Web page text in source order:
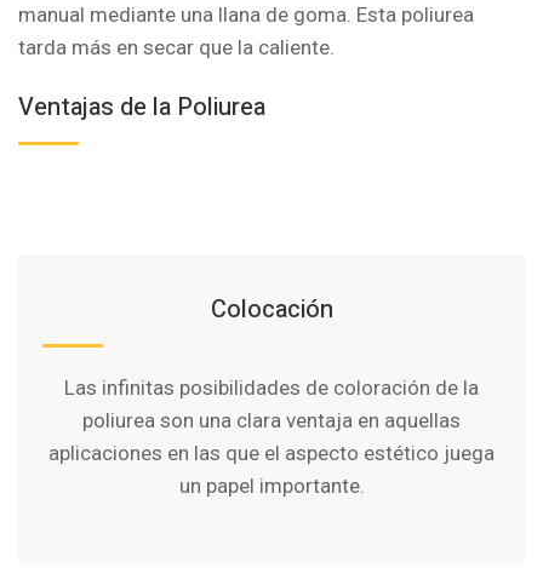
manual mediante una llana de goma. Esta poliurea
tarda más en secar que la caliente.
Ventajas de la Poliurea
Colocación
Las infinitas posibilidades de coloración de la
poliurea son una clara ventaja en aquellas
aplicaciones en las que el aspecto estético juega
un papel importante.